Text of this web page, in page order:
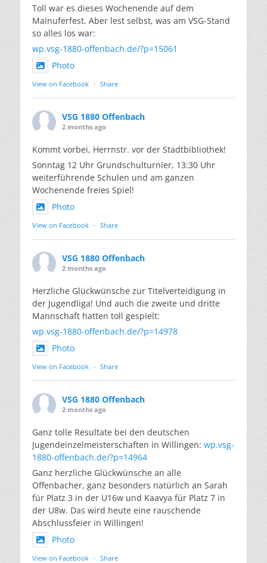
Toll war es dieses Wochenende auf dem
Mainuferfest. Aber lest selbst, was am VSG-Stand
so alles los war:
wp.vsg-1880-offenbach.de/?p=15061
Photo
View on Facebook · Share
VSG 1880 Offenbach
2 months ago
Kommt vorbei, Herrnstr. vor der Stadtbibliothek!
Sonntag 12 Uhr Grundschulturnier, 13:30 Uhr
weiterführende Schulen und am ganzen
Wochenende freies Spiel!
Photo
View on Facebook · Share
VSG 1880 Offenbach
2 months ago
Herzliche Glückwünsche zur Titelverteidigung in
der Jugendliga! Und auch die zweite und dritte
Mannschaft hatten toll gespielt:
wp.vsg-1880-offenbach.de/?p=14978
Photo
View on Facebook · Share
VSG 1880 Offenbach
2 months ago
Ganz tolle Resultate bei den deutschen
Jugendeinzelmeisterschaften in Willingen: wp.vsg-
1880-offenbach.de/?p=14964
Ganz herzliche Glückwünsche an alle
Offenbacher, ganz besonders natürlich an Sarah
für Platz 3 in der U16w und Kaavya für Platz 7 in
der U8w. Das wird heute eine rauschende
Abschlussfeier in Willingen!
Photo
View on Facebook · Share